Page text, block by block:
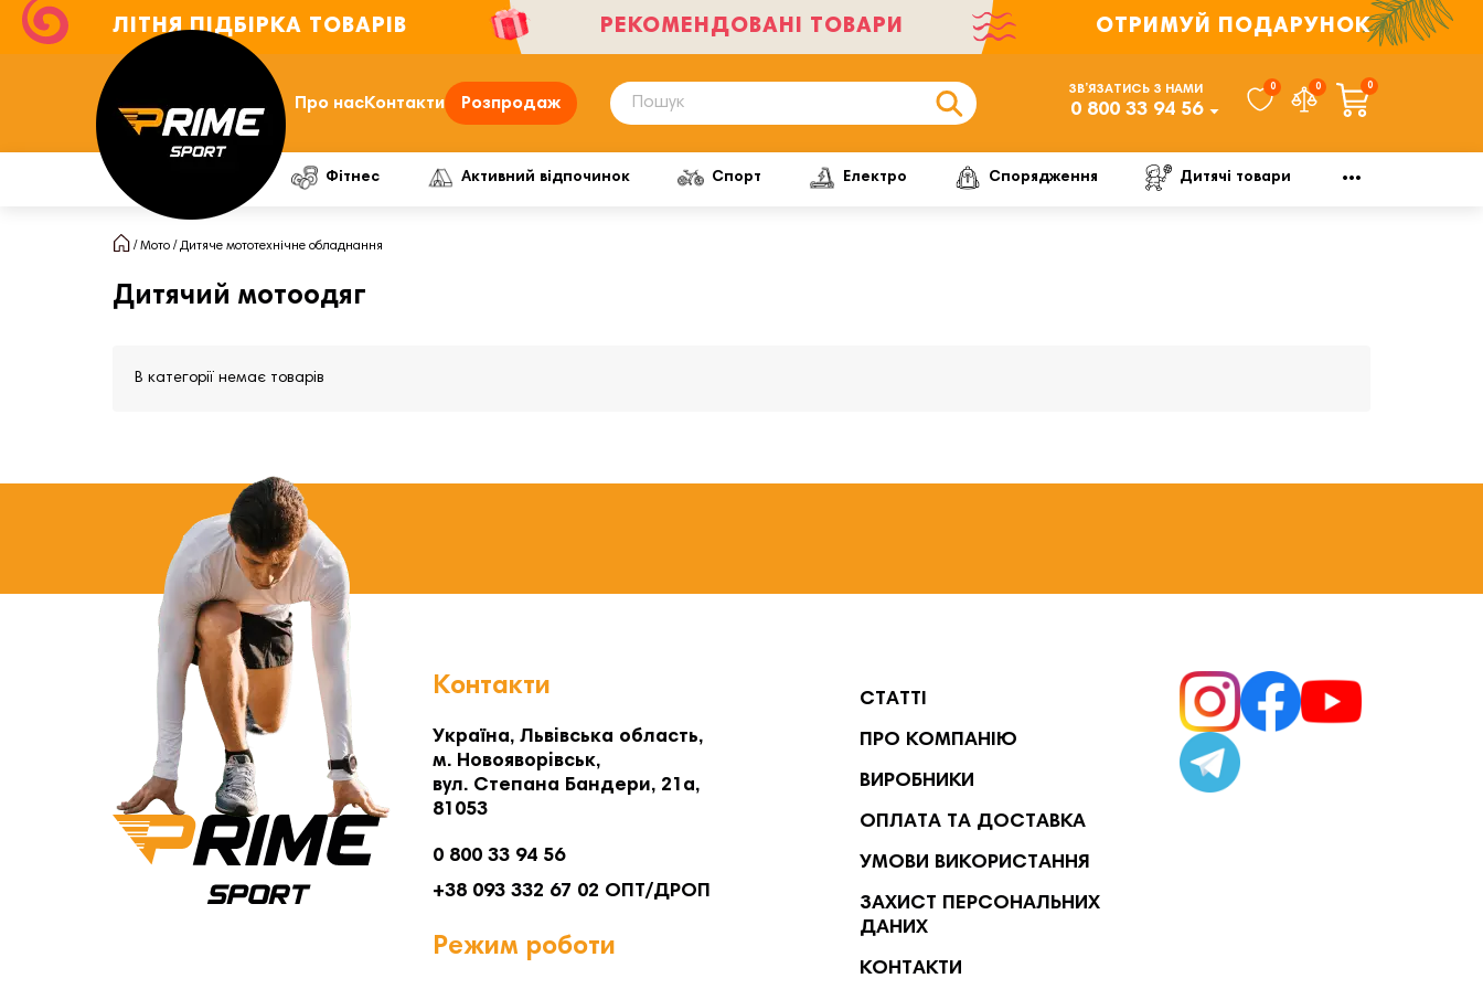
ЛІТНЯ ПІДБІРКА ТОВАРІВ РЕКОМЕНДОВАНІ ТОВАРИ ОТРИМУЙ ПОДАРУНОК
Про насКонтакти Розпродаж
ЗВ’ЯЗАТИСЬ З НАМИ
0 800 33 94 56
0 0 0
Фітнес Активний відпочинок Спорт Електро Спорядження Дитячі товари
Мото Дитяче мототехнічне обладнання
Дитячий мотоодяг
В категорії немає товарів
Контакти
Україна, Львівська область,
м. Новояворівськ,
вул. Степана Бандери, 21а,
81053
0 800 33 94 56
+38 093 332 67 02 ОПТ/ДРОП
Режим роботи
СТАТТІ
ПРО КОМПАНІЮ
ВИРОБНИКИ
ОПЛАТА ТА ДОСТАВКА
УМОВИ ВИКОРИСТАННЯ
ЗАХИСТ ПЕРСОНАЛЬНИХ
ДАНИХ
КОНТАКТИ